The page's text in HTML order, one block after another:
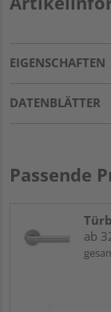
EIGENSCHAFTEN
DATENBLÄTTER
Passende
ab